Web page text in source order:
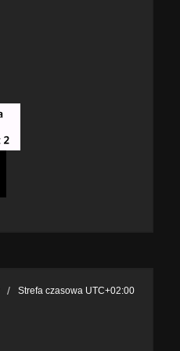
Strefa czasowa UTC+02:00